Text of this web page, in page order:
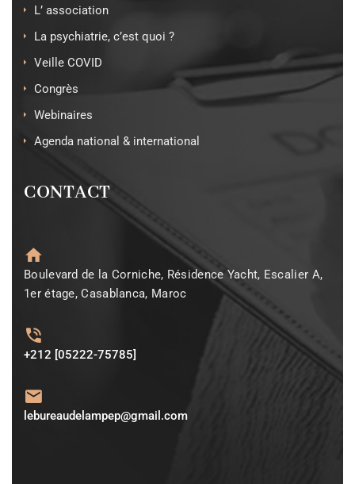
L’ association
La psychiatrie, c’est quoi ?
Veille COVID
Congrès
Webinaires
Agenda national & international
CONTACT
Boulevard de la Corniche, Résidence Yacht, Escalier A,
1er étage, Casablanca, Maroc
+212 [05222-75785]
lebureaudelampep@gmail.com